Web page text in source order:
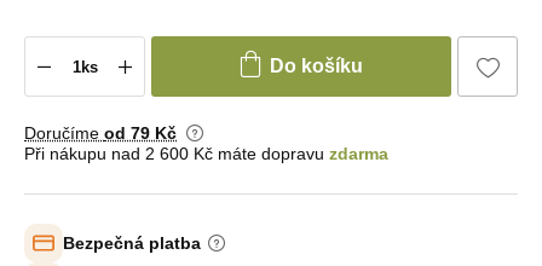
Do košíku
Doručíme od 79 Kč
Při nákupu nad 2 600 Kč máte dopravu zdarma
Bezpečná platba